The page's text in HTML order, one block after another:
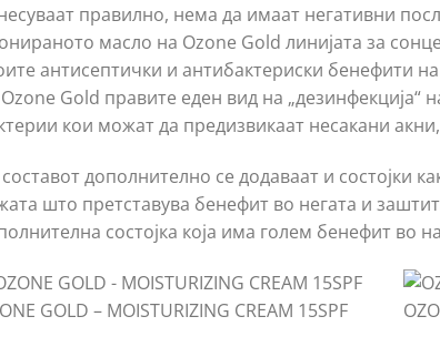
правилно, нема да имаат негативни
масло на Оzone Gold линијата за
антисептички и антибактериски бенефити
Gold правите еден вид на „дезинфекција“
кои можат да предизвикаат несакани
дополнително се додаваат и состојки
што претставува бенефит во негата и
состојка која има голем бенефит во
GOLD – MOISTURIZING CREAM 15SPF